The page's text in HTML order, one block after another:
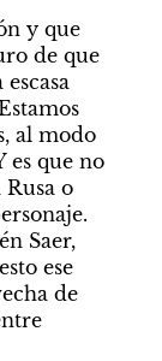
y que
de que
al modo
es que no
Rusa o
Saer,
ese
de